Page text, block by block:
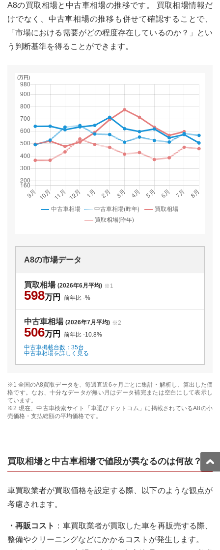
A8の買取相場と中古車相場の推移です。 買取相場情報だ
けでなく、中古車相場の推移も併せて確認することで、
「市場における需要がどの程度存在しているのか？」とい
う判断基準を得ることができます。
A8の市場データ
買取相場 (2026年6月平均) ※1
598万円 前年比 -%
中古車相場 (2026年7月平均) ※2
506万円 前年比 -10.8%
中古車掲載台数： 35台
中古車相場を詳しく見る
※1 全国のA8買取データを、毎週直近6ヶ月ごとに集計・解析し、算出した価
格です。なお、十分なデータが無い月はデータ補完または空白にして表示し
ています。
※2 現在、中古車検索サイト「車選びドットコム」に掲載されているA8の小
売価格・支払総額の平均価格です。
買取相場と中古車相場で値段が異なるのは何故？
車買取業者が買取価格を設定する際、以下のような観点が
考慮されます。
・再販コスト ：車買取業者が買取した車を再販売する際、
整備やクリーニングなどにかかるコストが発生します。